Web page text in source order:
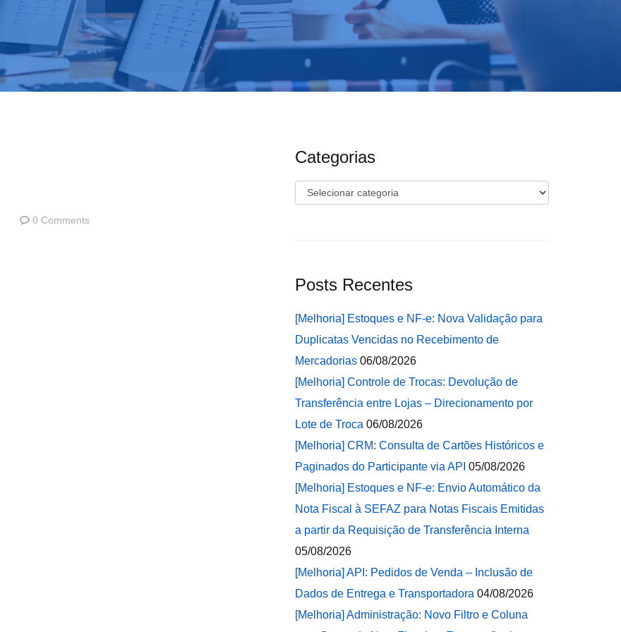
0 Comments
Categorias
Categorias
Posts Recentes
[Melhoria] Estoques e NF-e: Nova Validação para
Duplicatas Vencidas no Recebimento de
Mercadorias 06/08/2026
[Melhoria] Controle de Trocas: Devolução de
Transferência entre Lojas – Direcionamento por
Lote de Troca 06/08/2026
[Melhoria] CRM: Consulta de Cartões Históricos e
Paginados do Participante via API 05/08/2026
[Melhoria] Estoques e NF-e: Envio Automático da
Nota Fiscal à SEFAZ para Notas Fiscais Emitidas
a partir da Requisição de Transferência Interna
05/08/2026
[Melhoria] API: Pedidos de Venda – Inclusão de
Dados de Entrega e Transportadora 04/08/2026
[Melhoria] Administração: Novo Filtro e Coluna